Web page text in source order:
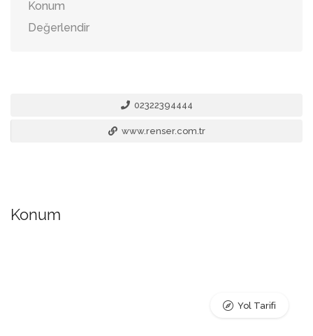
Konum
Değerlendir
02322394444
www.renser.com.tr
Konum
Yol Tarifi